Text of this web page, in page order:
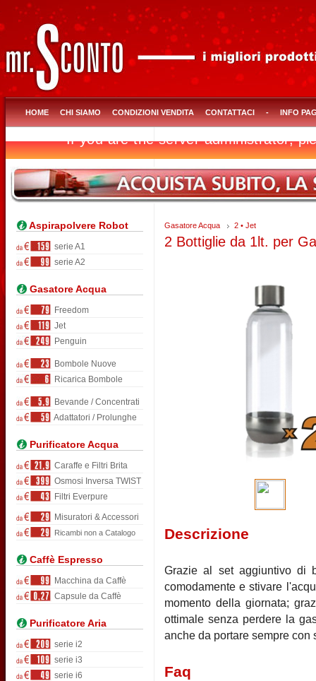
HOME CHI SIAMO CONDIZIONI VENDITA CONTATTACI - INFO
Aspirapolvere Robot
serie A1
serie A2
Gasatore Acqua
Freedom
Jet
Penguin
Bombole Nuove
Ricarica Bombole
Bevande / Concentrati
Adattatori / Prolunghe
Purificatore Acqua
Caraffe e Filtri Brita
Osmosi Inversa TWIST
Filtri Everpure
Misuratori & Accessori
Ricambi non a Catalogo
Caffè Espresso
Macchina da Caffè
Capsule da Caffè
Purificatore Aria
serie i2
serie i3
serie i6
Gasatore Acqua 2 • Jet
2 Bottiglie da 1lt. per
Descrizione
Grazie al set aggiuntivo di
comodamente e stivare
momento della giornata;
ottimale senza perdere la
anche da portare sempre con
Faq